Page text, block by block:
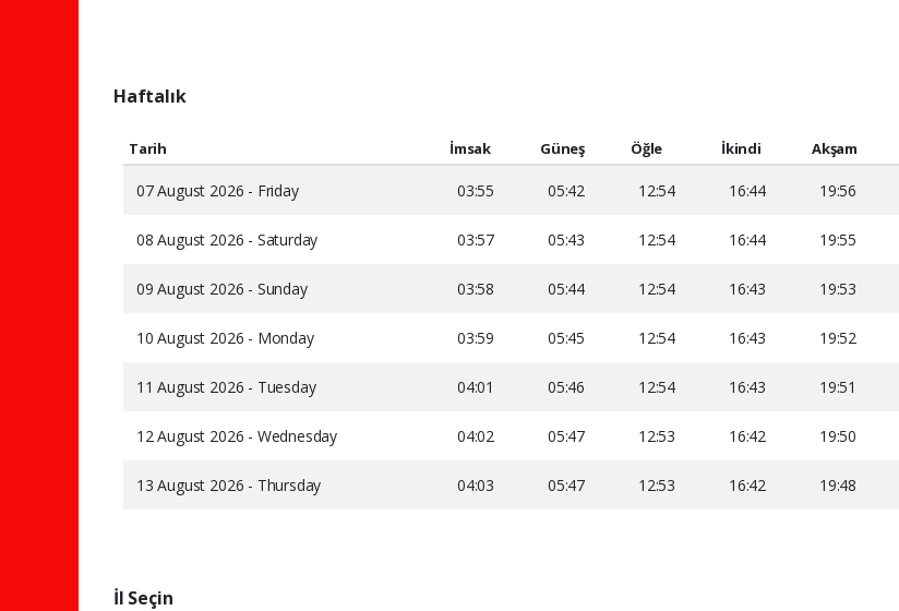
Haftalık
Tarih İmsak Güneş Öğle İkindi Akşam
07 August 2026 - Friday 03:55 05:42 12:54 16:44 19:56
08 August 2026 - Saturday 03:57 05:43 12:54 16:44 19:55
09 August 2026 - Sunday 03:58 05:44 12:54 16:43 19:53
10 August 2026 - Monday 03:59 05:45 12:54 16:43 19:52
11 August 2026 - Tuesday 04:01 05:46 12:54 16:43 19:51
12 August 2026 - Wednesday 04:02 05:47 12:53 16:42 19:50
13 August 2026 - Thursday 04:03 05:47 12:53 16:42 19:48
İl Seçin